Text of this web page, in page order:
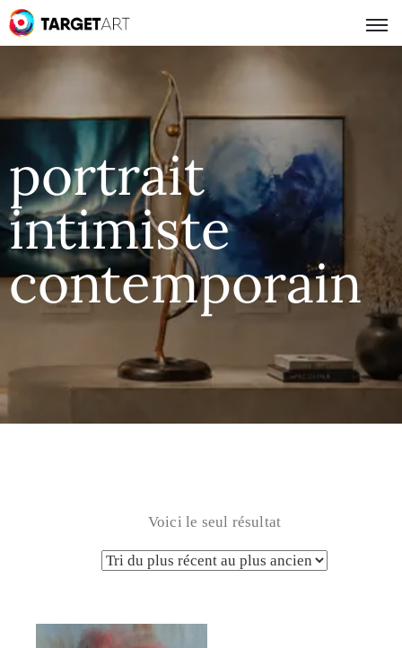
portrait
intimiste
contemporain
Voici le seul résultat